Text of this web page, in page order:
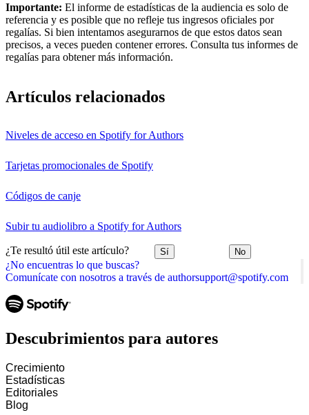
¿No encuentras lo que buscas?
Comunícate con nosotros a través de authorsupport@spotify.com
Importante: El informe de estadísticas de la audiencia es solo de
referencia y es posible que no refleje tus ingresos oficiales por
regalías. Si bien intentamos asegurarnos de que estos datos sean
precisos, a veces pueden contener errores. Consulta tus informes de
regalías para obtener más información.
Artículos relacionados
Niveles de acceso en Spotify for Authors
Tarjetas promocionales de Spotify
Códigos de canje
Subir tu audiolibro a Spotify for Authors
¿Te resultó útil este artículo? Sí No
Descubrimientos para autores
Crecimiento
Estadísticas
Editoriales
Blog